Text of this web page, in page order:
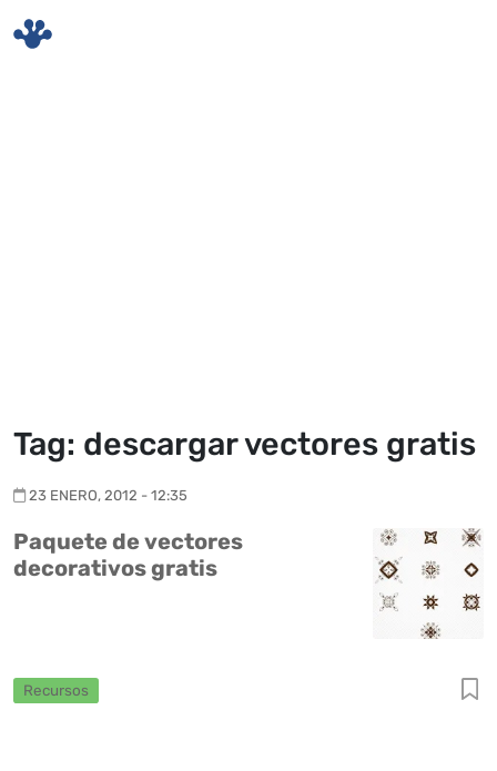
Tag: descargar vectores gratis
23 ENERO, 2012 - 12:35
Paquete de vectores
decorativos gratis
Recursos